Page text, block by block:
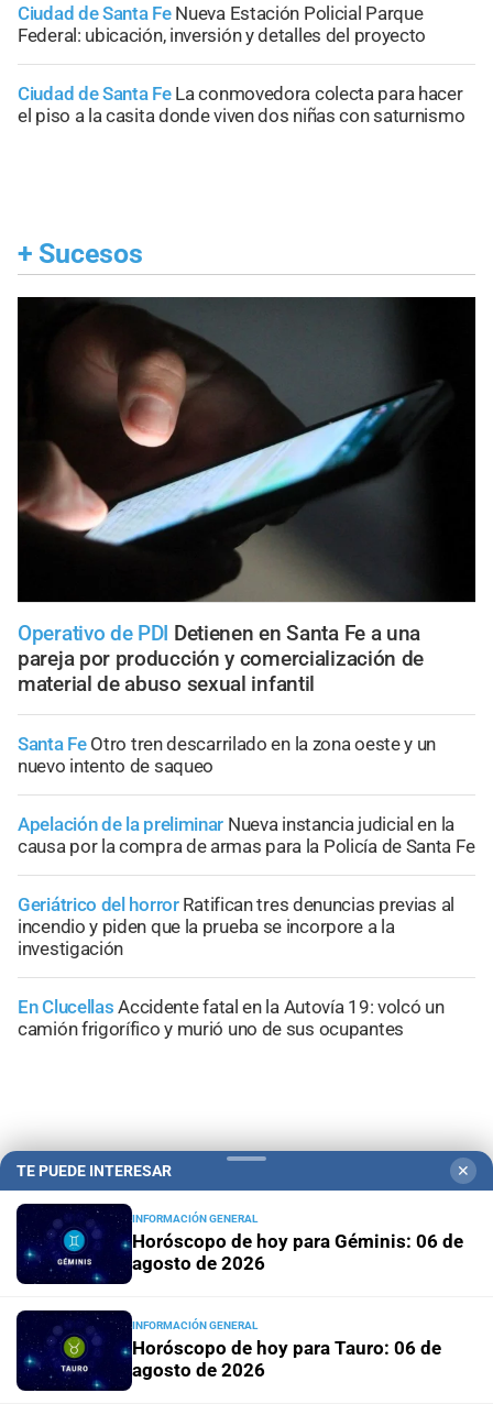
Ciudad de Santa Fe Nueva Estación Policial Parque
Federal: ubicación, inversión y detalles del proyecto
Ciudad de Santa Fe La conmovedora colecta para hacer
el piso a la casita donde viven dos niñas con saturnismo
+ Sucesos
Operativo de PDI Detienen en Santa Fe a una
pareja por producción y comercialización de
material de abuso sexual infantil
Santa Fe Otro tren descarrilado en la zona oeste y un
nuevo intento de saqueo
Apelación de la preliminar Nueva instancia judicial en la
causa por la compra de armas para la Policía de Santa Fe
Geriátrico del horror Ratifican tres denuncias previas al
incendio y piden que la prueba se incorpore a la
investigación
En Clucellas Accidente fatal en la Autovía 19: volcó un
camión frigorífico y murió uno de sus ocupantes
+ Información General
TE PUEDE INTERESAR ✕
INFORMACIÓN GENERAL
Horóscopo de hoy para Géminis: 06 de
agosto de 2026
INFORMACIÓN GENERAL
Horóscopo de hoy para Tauro: 06 de
agosto de 2026